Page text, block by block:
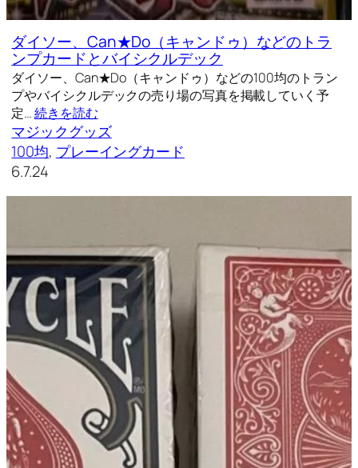
ダイソー、Can★Do（キャンドゥ）などのトラ
ンプカードとバイシクルデック
ダイソー、Can★Do（キャンドゥ）などの100均のトラン
プやバイシクルデックの売り場の写真を掲載していく予
定…続きを読む
マジックグッズ
100均, プレーイングカード
6.7.24